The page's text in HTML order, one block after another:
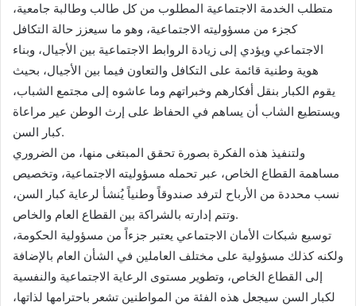
متطلب الخدمة الاجتماعية المطلوب من كل طالب وطالبة جامعية،
كجزء من مسؤوليته الاجتماعية، وهو ما سيعزز حالة التكافل
الاجتماعي ويؤدي إلى زيادة الروابط الاجتماعية بين الأجيال، وبناء
هوية وطنية قائمة على التكافل والتعاون فيما بين الأجيال، بحيث
يقوم الكبار بنقل أفكارهم وخبراتهم وما عاشوه إلى مجتمع الشباب،
ويستطيع الشاب أن يساهم في الحفاظ على إرث الوطن عير مراعاة
كبار السن.
ولتنفيذ هذه الفكرة بصورة تحقق المبتغى منها، من الضروري
مساهمة القطاع الخاص، عبر تحمله مسؤوليته الاجتماعية، وتخصيص
نسب محددة من الأرباح لترفد صندوقاً وطنياً يُنشأ لرعاية كبار السن،
وتتم إدارته بالشراكة بين القطاع العام والخاص.
توسيع شبكات الأمان الاجتماعي يعتبر جزءاً من مسؤولية الحكومة،
ولكنه كذلك مسؤولية على مختلف العاملين في الشأن العام بالإضافة
إلى القطاع الخاص، وتطوير مستوى الرعاية الاجتماعية والنفسية
لكبار السن سيجعل هذه الفئة من المواطنين تشعر باحترامها لذاتها،